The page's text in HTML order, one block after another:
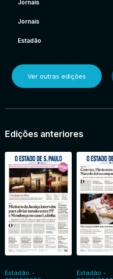
Jornais
Jornais
Estadão
Ver outras edições
Edições anteriores
Estadão -
Estadão -